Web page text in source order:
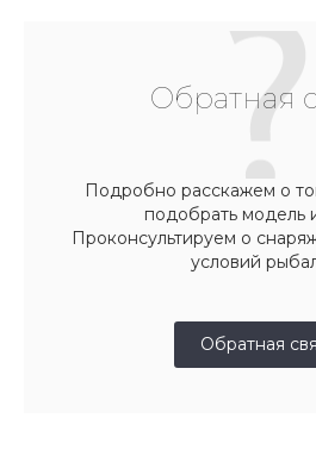
Обратная
Подробно расскажем о
подобрать модель
Проконсультируем о
условий
Обратная